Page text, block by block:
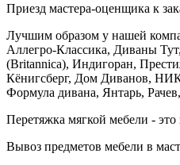
Приезд мастера-оценщика к
Лучшим образом у нашей
Аллегро-Классика, Диваны
(Britannica), Индигоран,
Кёнигсберг, Дом Диванов,
Формула дивана, Янтарь,
Перетяжка мягкой мебели - это
Вывоз предметов мебели в